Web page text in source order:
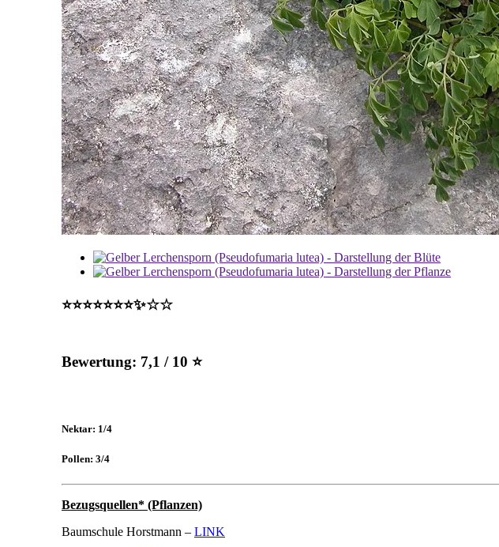
⭐️⭐️⭐️⭐️⭐️⭐️⭐️✨☆☆
Bewertung: 7,1 / 10 ⭐
Nektar: 1/4
Pollen: 3/4
Bezugsquellen* (Pflanzen)
Baumschule Horstmann – LINK